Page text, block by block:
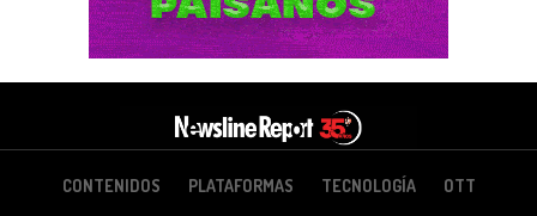
CONTENIDOS PLATAFORMAS TECNOLOGÍA OTT